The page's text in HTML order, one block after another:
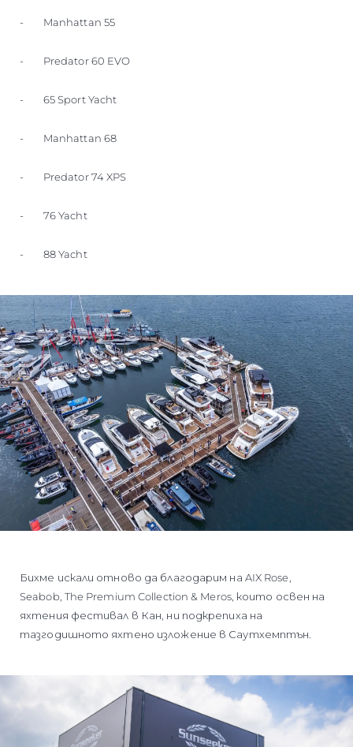
- Manhattan 55
- Predator 60 EVO
- 65 Sport Yacht
- Manhattan 68
- Predator 74 XPS
- 76 Yacht
- 88 Yacht
Бихме искали отново да благодарим на AIX Rose,
Seabob, The Premium Collection & Meros, които освен на
яхтения фестивал в Кан, ни подкрепиха на
тазгодишното яхтено изложение в Саутхемптън.